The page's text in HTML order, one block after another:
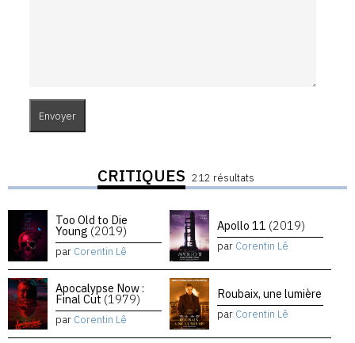
CRITIQUES 212 résultats
Too Old to Die
Young (2019)
par Corentin Lê
Apollo 11 (2019)
par Corentin Lê
Apocalypse Now :
Final Cut (1979)
par Corentin Lê
Roubaix, une lumière
par Corentin Lê